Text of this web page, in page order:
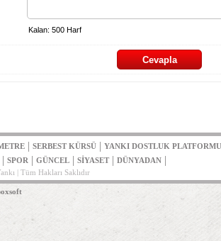
| SERBEST KÜRSÜ | YANKI DOSTLUK PLATFORMU
| SPOR | GÜNCEL | SİYASET | DÜNYADAN |
| Tüm Hakları Saklıdır